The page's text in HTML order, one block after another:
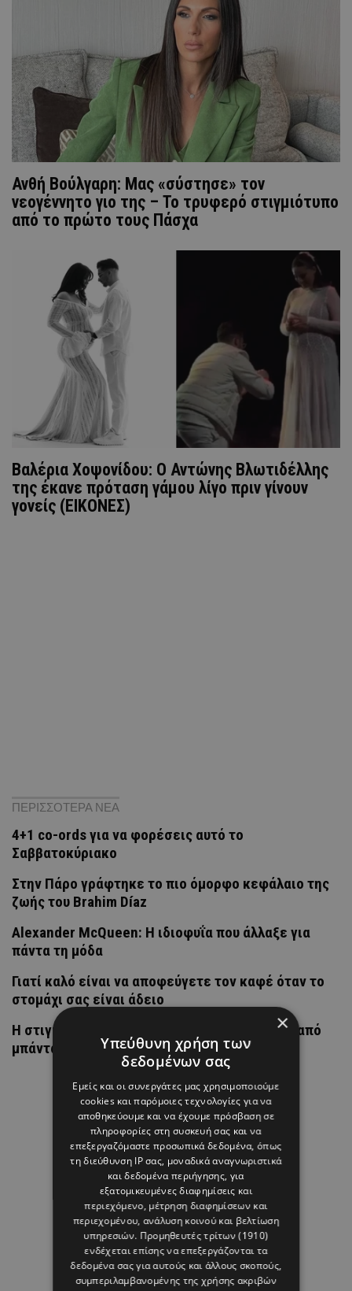
Ανθή Βούλγαρη: Μας «σύστησε» τον
νεογέννητο γιο της – Το τρυφερό στιγμιότυπο
από το πρώτο τους Πάσχα
Βαλέρια Χοψονίδου: Ο Αντώνης Βλωτιδέλλης
της έκανε πρόταση γάμου λίγο πριν γίνουν
γονείς (ΕΙΚΟΝΕΣ)
ΠΕΡΙΣΣΟΤΕΡΑ ΝΕΑ
4+1 co-ords για να φορέσεις αυτό το
Σαββατοκύριακο
Στην Πάρο γράφτηκε το πιο όμορφο κεφάλαιο της
ζωής του Brahim Díaz
Alexander McQueen: Η ιδιοφυΐα που άλλαξε για
πάντα τη μόδα
Γιατί καλό είναι να αποφεύγετε τον καφέ όταν το
στομάχι σας είναι άδειο
H στιγμή που η Άννα Βίσση άκουσε Τσιτσάνη από
μπάντα δρόμου
×
Υπεύθυνη χρήση των
δεδομένων σας
Εμείς και οι συνεργάτες μας χρησιμοποιούμε
cookies και παρόμοιες τεχνολογίες για να
αποθηκεύουμε και να έχουμε πρόσβαση σε
πληροφορίες στη συσκευή σας και να
επεξεργαζόμαστε προσωπικά δεδομένα, όπως
τη διεύθυνση IP σας, μοναδικά αναγνωριστικά
και δεδομένα περιήγησης, για
εξατομικευμένες διαφημίσεις και
περιεχόμενο, μέτρηση διαφημίσεων και
περιεχομένου, ανάλυση κοινού και βελτίωση
υπηρεσιών. Προμηθευτές τρίτων (1910)
ενδέχεται επίσης να επεξεργάζονται τα
δεδομένα σας για αυτούς και άλλους σκοπούς,
συμπεριλαμβανομένης της χρήσης ακριβών